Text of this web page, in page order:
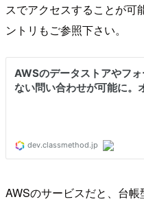
スでアクセスすることが可
ントリもご参照下さい。
AWSのサービスだと、台